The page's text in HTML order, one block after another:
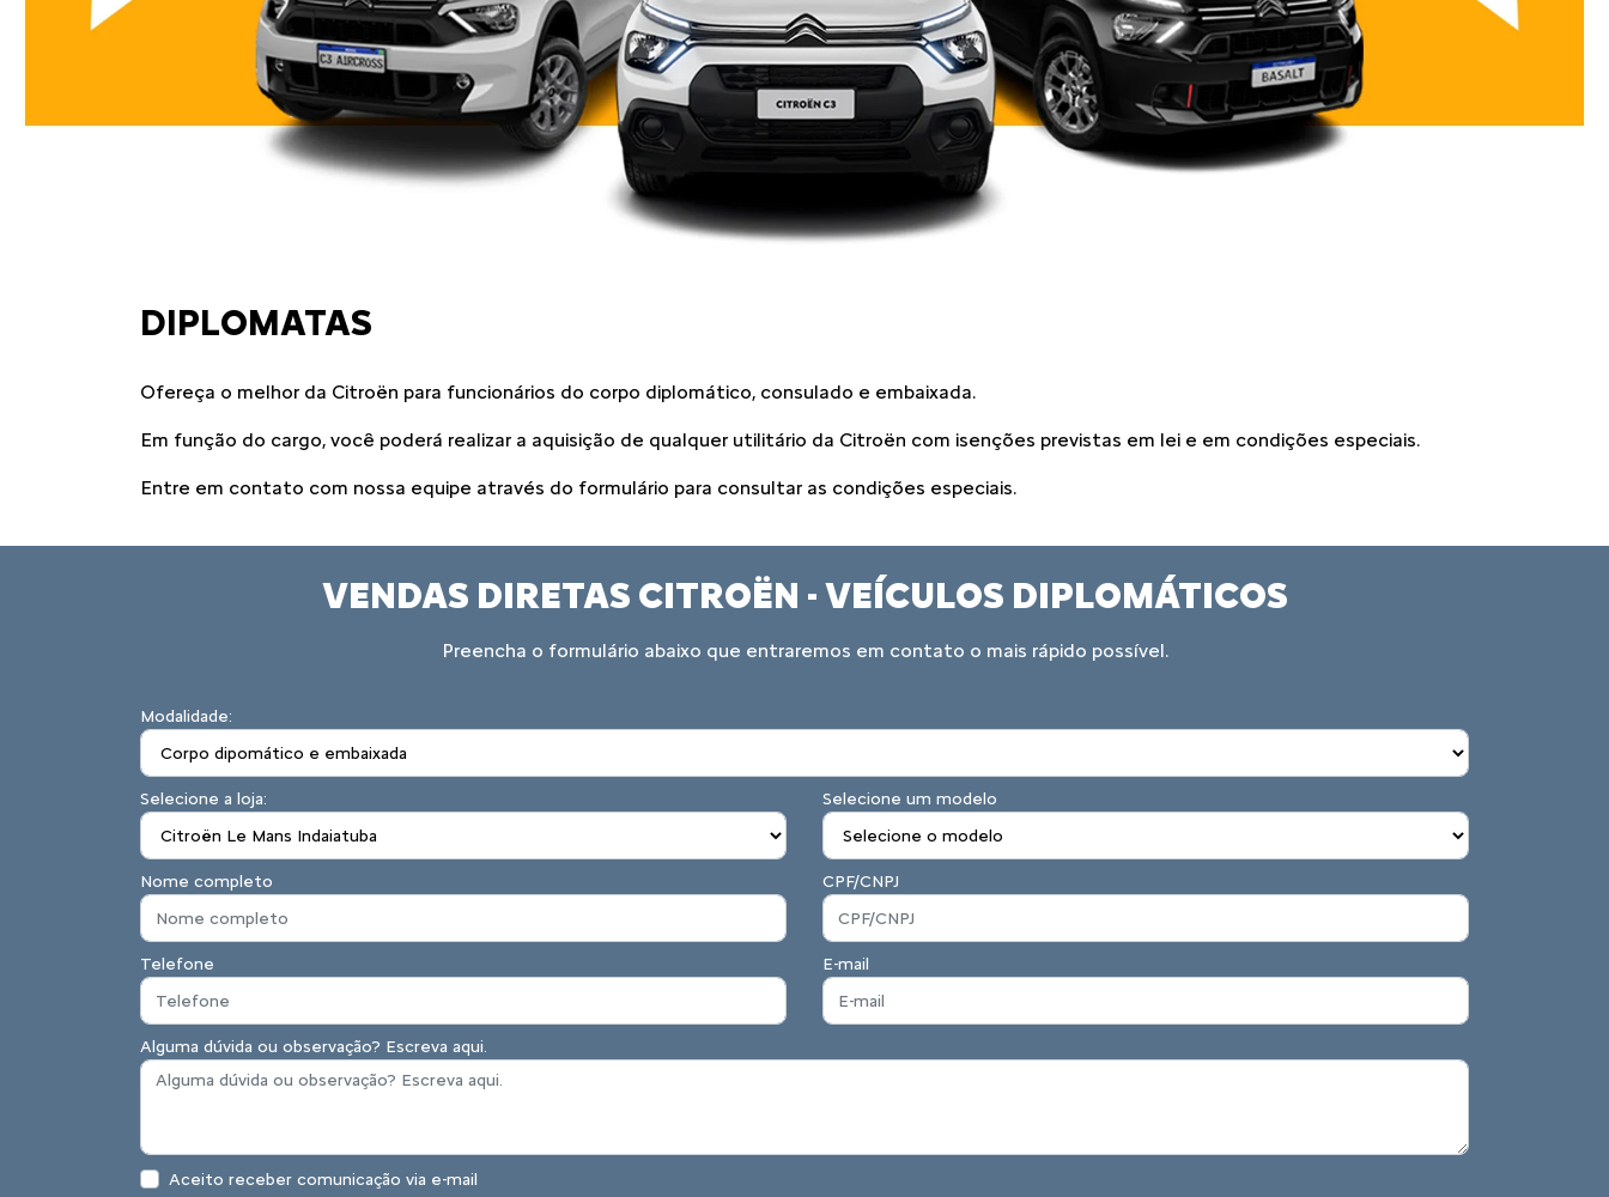
DIPLOMATAS
Ofereça o melhor da Citroën para funcionários do corpo diplomático, consulado e embaixada.
Em função do cargo, você poderá realizar a aquisição de qualquer utilitário da Citroën com isenções previstas em lei e em condições especiais.
Entre em contato com nossa equipe através do formulário para consultar as condições especiais.
VENDAS DIRETAS CITROËN - VEÍCULOS DIPLOMÁTICOS
Preencha o formulário abaixo que entraremos em contato o mais rápido possível.
Modalidade:
Selecione a loja: Selecione um modelo
Nome completo CPF/CNPJ
Telefone E-mail
Alguma dúvida ou observação? Escreva aqui.
Aceito receber comunicação via e-mail